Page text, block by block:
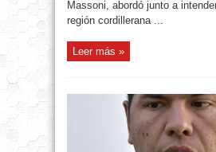
Massoni, abordó junto a
región cordillerana ...
Leer más »